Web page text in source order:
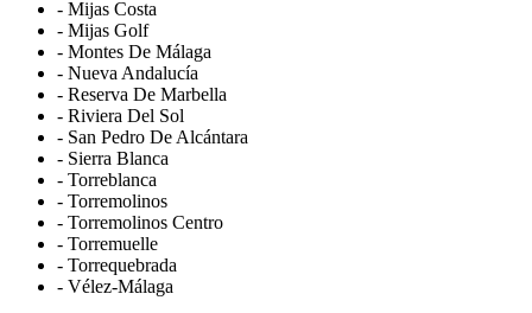
- Mijas Costa
- Mijas Golf
- Montes De Málaga
- Nueva Andalucía
- Reserva De Marbella
- Riviera Del Sol
- San Pedro De Alcántara
- Sierra Blanca
- Torreblanca
- Torremolinos
- Torremolinos Centro
- Torremuelle
- Torrequebrada
- Vélez-Málaga